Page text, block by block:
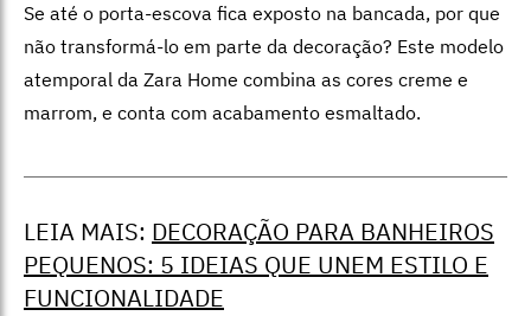
Se até o porta-escova fica exposto na bancada, por que
não transformá-lo em parte da decoração? Este modelo
atemporal da Zara Home combina as cores creme e
marrom, e conta com acabamento esmaltado.
LEIA MAIS: DECORAÇÃO PARA BANHEIROS
PEQUENOS: 5 IDEIAS QUE UNEM ESTILO E
FUNCIONALIDADE